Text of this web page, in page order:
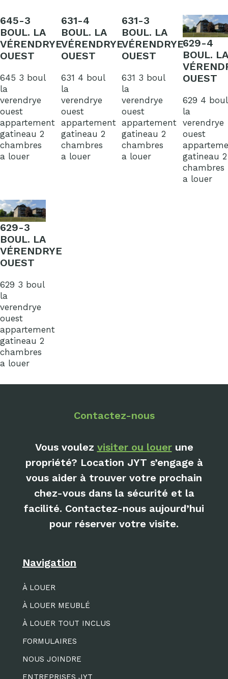
645-3
BOUL. LA
VÉRENDRYE
OUEST
645 3 boul
la
verendrye
ouest
appartement
gatineau 2
chambres
a louer
631-4
BOUL. LA
VÉRENDRYE
OUEST
631 4 boul
la
verendrye
ouest
appartement
gatineau 2
chambres
a louer
631-3
BOUL. LA
VÉRENDRYE
OUEST
631 3 boul
la
verendrye
ouest
appartement
gatineau 2
chambres
a louer
629-4
BOUL. LA
OUEST
629 4 boul
la
verendrye
ouest
gatineau 2
chambres
a louer
629-3
BOUL. LA
VÉRENDRYE
OUEST
629 3 boul
la
verendrye
ouest
appartement
gatineau 2
chambres
a louer
Contactez-nous
Vous voulez visiter ou louerune
propriété? Location JYT s’engage à
vous aider à trouver votre prochain
chez-vous dans la sécurité et la
facilité. Contactez-nous aujourd’hui
pour réserver votre visite.
Navigation
À LOUER
À LOUER MEUBLÉ
À LOUER TOUT INCLUS
FORMULAIRES
NOUS JOINDRE
ENTREPRISES JYT